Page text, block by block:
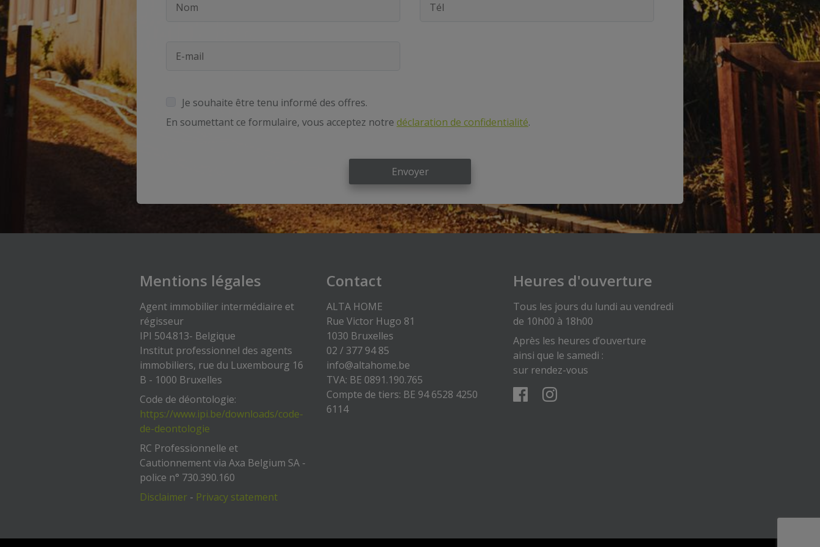
Je souhaite être tenu informé des offres.
En soumettant ce formulaire, vous acceptez notre déclaration de confidentialité.
Envoyer
Mentions légales
Agent immobilier intermédiaire et
régisseur
IPI 504.813- Belgique
Institut professionnel des agents
immobiliers, rue du Luxembourg 16
B - 1000 Bruxelles
Code de déontologie:
https://www.ipi.be/downloads/code-
de-deontologie
RC Professionnelle et
Cautionnement via Axa Belgium SA -
police n° 730.390.160
Disclaimer - Privacy statement
Contact
ALTA HOME
Rue Victor Hugo 81
1030 Bruxelles
02 / 377 94 85
info@altahome.be
TVA: BE 0891.190.765
Compte de tiers: BE 94 6528 4250
6114
Heures d'ouverture
Tous les jours du lundi au vendredi
de 10h00 à 18h00
Après les heures d’ouverture
ainsi que le samedi :
sur rendez-vous